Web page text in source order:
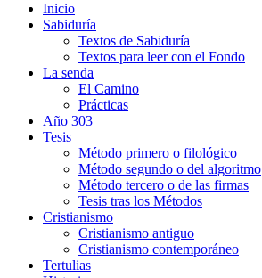
Inicio
Sabiduría
Textos de Sabiduría
Textos para leer con el Fondo
La senda
El Camino
Prácticas
Año 303
Tesis
Método primero o filológico
Método segundo o del algoritmo
Método tercero o de las firmas
Tesis tras los Métodos
Cristianismo
Cristianismo antiguo
Cristianismo contemporáneo
Tertulias